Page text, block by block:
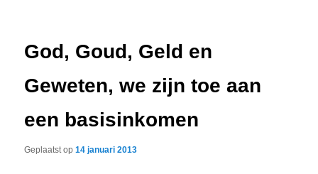
God, Goud, Geld en
Geweten, we zijn toe aan
een basisinkomen
Geplaatst op14 januari 2013